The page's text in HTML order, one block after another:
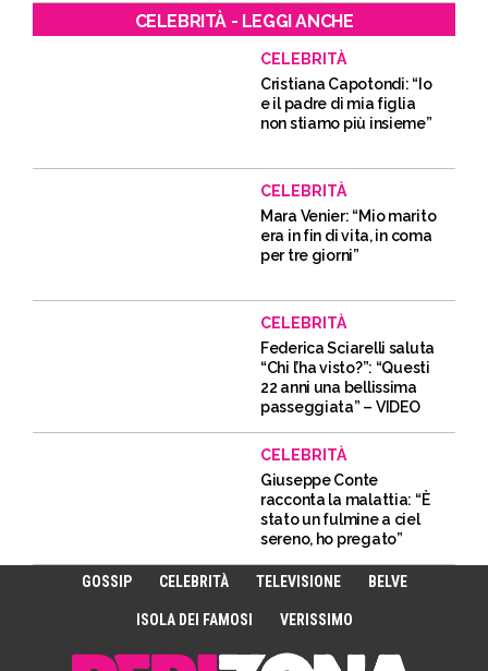
CELEBRITÀ - LEGGI ANCHE
CELEBRITÀ
Cristiana Capotondi: “Io
e il padre di mia figlia
non stiamo più insieme”
CELEBRITÀ
Mara Venier: “Mio marito
era in fin di vita, in coma
per tre giorni”
CELEBRITÀ
Federica Sciarelli saluta
“Chi l’ha visto?”: “Questi
22 anni una bellissima
passeggiata” – VIDEO
CELEBRITÀ
Giuseppe Conte
racconta la malattia: “È
stato un fulmine a ciel
sereno, ho pregato”
GOSSIP CELEBRITÀ TELEVISIONE BELVE
ISOLA DEI FAMOSI VERISSIMO